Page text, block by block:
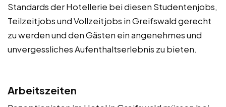
Standards der Hotellerie bei diesen Studentenjobs,
Teilzeitjobs und Vollzeitjobs in Greifswald gerecht
zu werden und den Gästen ein angenehmes und
unvergessliches Aufenthaltserlebnis zu bieten.
Arbeitszeiten